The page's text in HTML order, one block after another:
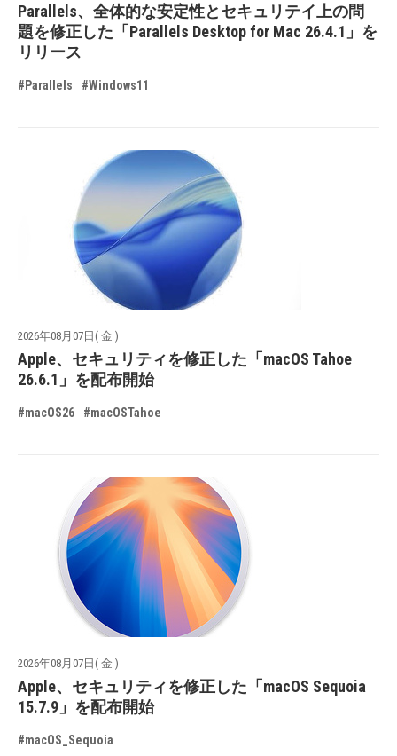
Parallels、全体的な安定性とセキュリテイ上の問
題を修正した「Parallels Desktop for Mac 26.4.1」を
リリース
#Parallels #Windows11
2026年08月07日( 金 )
Apple、セキュリティを修正した「macOS Tahoe
26.6.1」を配布開始
#macOS26 #macOSTahoe
2026年08月07日( 金 )
Apple、セキュリティを修正した「macOS Sequoia
15.7.9」を配布開始
#macOS_Sequoia